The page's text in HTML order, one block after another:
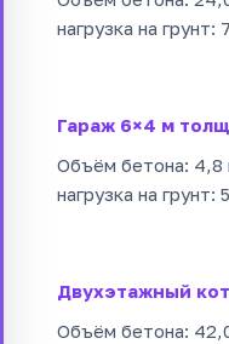
нагрузка на грунт:
Гараж 6×4 м
Объём бетона: 4,8
нагрузка на грунт:
Двухэтажный
Объём бетона: